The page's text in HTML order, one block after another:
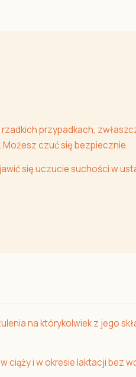
przypadkach,
Możesz czuć się bezpiecznie.
się uczucie suchości w
na którykolwiek z jego
ciąży i w okresie laktacji bez